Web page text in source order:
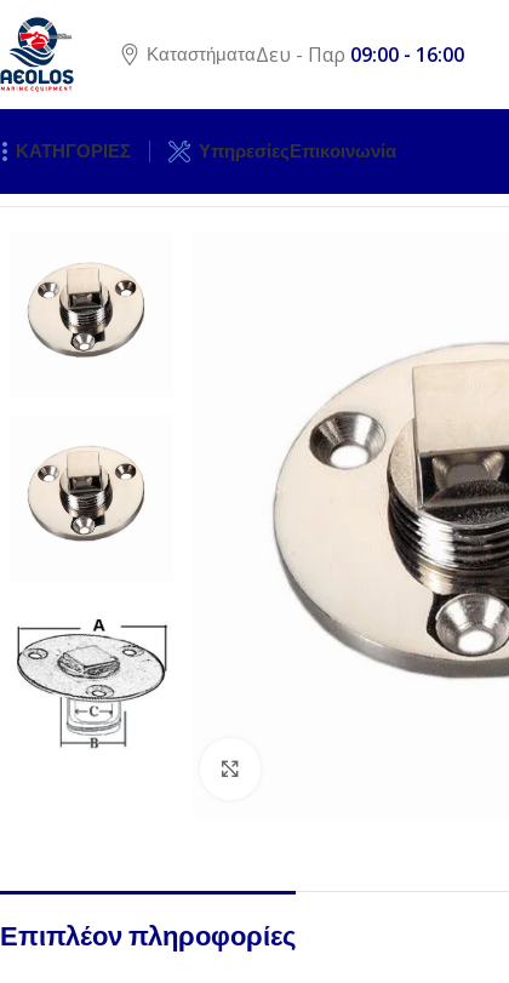
ΚαταστήματαΔευ - Παρ 09:00 - 16:00
ΚΑΤΗΓΟΡΙΕΣ ΥπηρεσίεςΕπικοινωνία
Επιπλέον πληροφορίες